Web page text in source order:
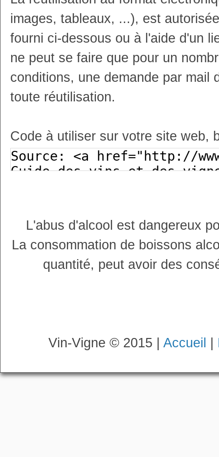
images, tableaux, ...), est
fourni ci-dessous ou à l'aide d'un
ne peut se faire que pour un
conditions, une demande par mail
toute réutilisation.
Code à utiliser sur votre site web,
L'abus d'alcool est dangereux
La consommation de boissons
quantité, peut avoir des
Vin-Vigne © 2015 | Accueil